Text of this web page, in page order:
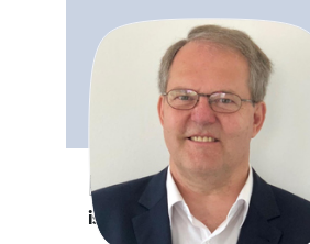
Hans-Peter Wolff
ist offen für Projekte. 🔎